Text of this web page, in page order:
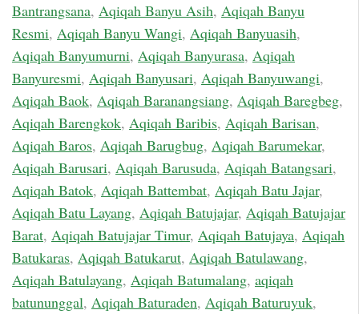
Bantrangsana, Aqiqah Banyu Asih, Aqiqah Banyu
Resmi, Aqiqah Banyu Wangi, Aqiqah Banyuasih,
Aqiqah Banyumurni, Aqiqah Banyurasa, Aqiqah
Banyuresmi, Aqiqah Banyusari, Aqiqah Banyuwangi,
Aqiqah Baok, Aqiqah Baranangsiang, Aqiqah Baregbeg,
Aqiqah Barengkok, Aqiqah Baribis, Aqiqah Barisan,
Aqiqah Baros, Aqiqah Barugbug, Aqiqah Barumekar,
Aqiqah Barusari, Aqiqah Barusuda, Aqiqah Batangsari,
Aqiqah Batok, Aqiqah Battembat, Aqiqah Batu Jajar,
Aqiqah Batu Layang, Aqiqah Batujajar, Aqiqah Batujajar
Barat, Aqiqah Batujajar Timur, Aqiqah Batujaya, Aqiqah
Batukaras, Aqiqah Batukarut, Aqiqah Batulawang,
Aqiqah Batulayang, Aqiqah Batumalang, aqiqah
batununggal, Aqiqah Baturaden, Aqiqah Baturuyuk,